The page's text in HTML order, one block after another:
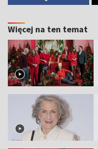
Więcej na ten temat